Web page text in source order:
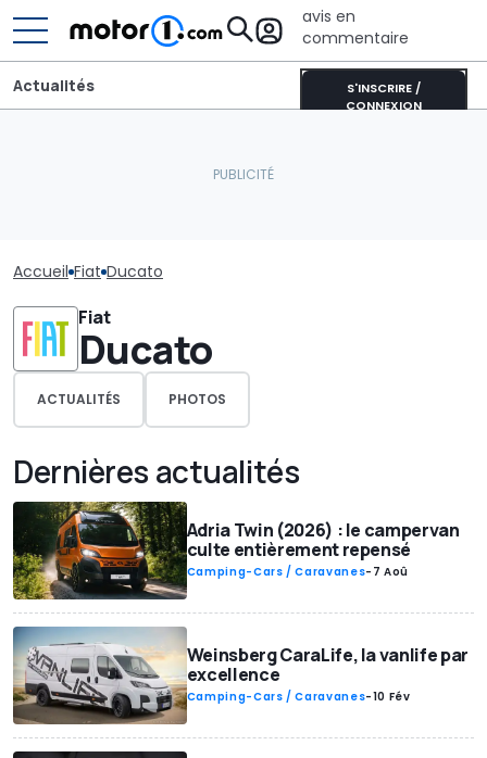
avis en
commentaire
S'INSCRIRE /
CONNEXION
Actualités
Accueil Fiat Ducato
Fiat
Ducato
ACTUALITÉS PHOTOS
Dernières actualités
Adria Twin (2026) : le campervan
culte entièrement repensé
Camping-Cars / Caravanes- 7 Aoû
Weinsberg CaraLife, la vanlife par
excellence
Camping-Cars / Caravanes-10 Fév